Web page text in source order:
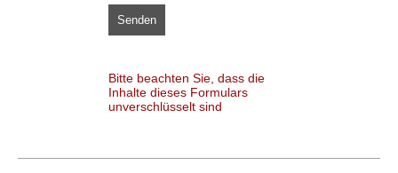
Senden
Bitte beachten Sie, dass die
Inhalte dieses Formulars
unverschlüsselt sind